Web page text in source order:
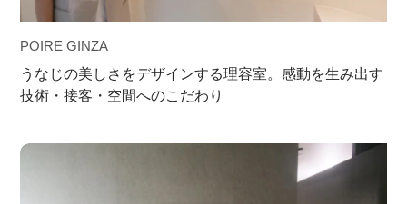
POIRE GINZA
うなじの美しさをデザインする理容室。感動を生み出す
技術・接客・空間へのこだわり